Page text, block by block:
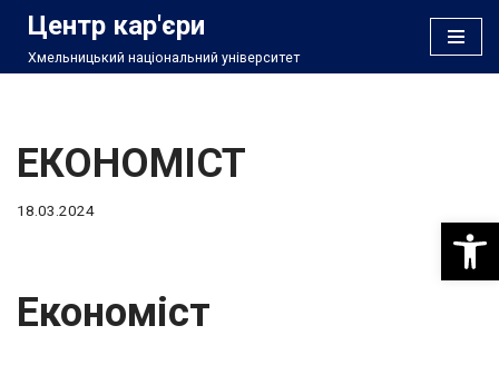
Перейти
Центр кар'єри
Хмельницький національний університет
ЕКОНОМІСТ
18.03.2024
Економіст